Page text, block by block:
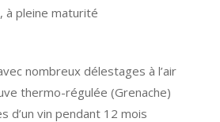
à pleine maturité
nombreux délestages à l’air
thermo-régulée (Grenache)
d’un vin pendant 12 mois